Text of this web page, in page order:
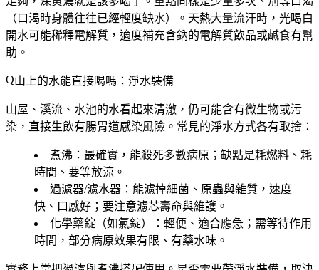
（口渴時身體往往已經輕度缺水）。天熱大量流汗時，光喝白
開水可能稀釋電解質，適度補充含鈉的電解質飲品或鹹食有幫
助。
山上的水能直接喝嗎：淨水裝備
山屋、溪流、水池的水看起來清澈，仍可能含有微生物或污
染， 直接生飲有腸胃道感染風險 。常見的淨水方式各有取捨：
煮沸 ：最確實，能殺死多數病原；缺點是耗燃料、耗
時間、要等放涼。
過濾器/濾水器 ：能濾掉細菌、原蟲與雜質，速度
快、口感好；要注意濾芯壽命與維護。
化學藥錠（如氯錠）
：輕便、適合應急；需等待作用
時間，部分病原效果有限、有藥水味。